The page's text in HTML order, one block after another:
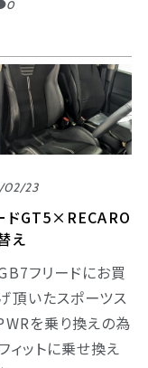
0
02/23
ドGT5×RECARO
え
フリードにお買
頂いたスポーツス
を乗り換えの為
ィットに乗せ換え